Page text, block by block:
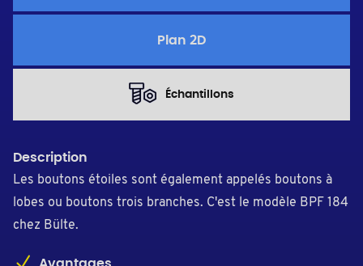
Plan 2D
Échantillons
Description
Les boutons étoiles sont également appelés boutons à
lobes ou boutons trois branches. C'est le modèle BPF 184
chez Bülte.